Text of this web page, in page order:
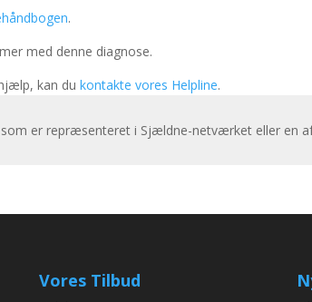
.
med denne diagnose.
kan dukontakte vores Helpline.
er repræsenteret i Sjældne-netværket eller en
Vores Tilbud